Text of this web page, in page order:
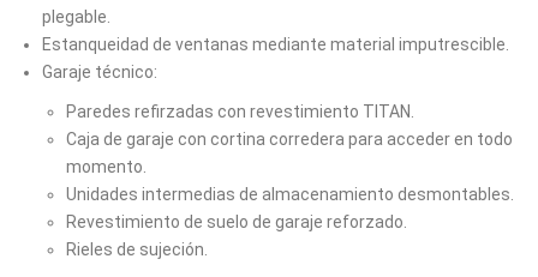
plegable.
Estanqueidad de ventanas mediante material imputrescible.
Garaje técnico:
Paredes refirzadas con revestimiento TITAN.
Caja de garaje con cortina corredera para acceder en todo
momento.
Unidades intermedias de almacenamiento desmontables.
Revestimiento de suelo de garaje reforzado.
Rieles de sujeción.